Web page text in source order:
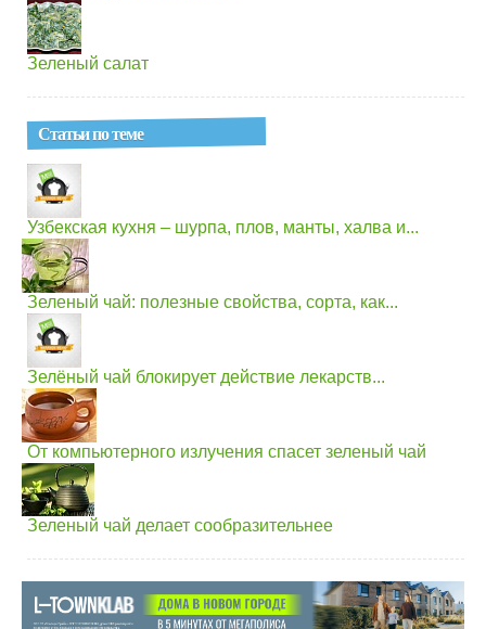
Зеленый салат
Статьи по теме
Узбекская кухня – шурпа, плов, манты, халва и...
Зеленый чай: полезные свойства, сорта, как...
Зелёный чай блокирует действие лекарств...
От компьютерного излучения спасет зеленый чай
Зеленый чай делает сообразительнее